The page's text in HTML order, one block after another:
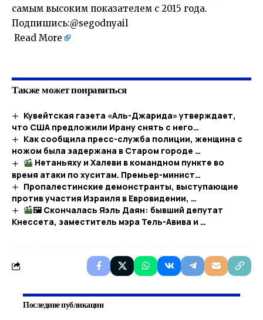
самым высоким показателем с 2015 года.
Подпишись:@segodnyail
Read More
Также может понравиться
Кувейтская газета «Аль-Джарида» утверждает,
что США предложили Ирану снять с него…
Как сообщила пресс-служба полиции, женщина с
ножом была задержана в Старом городе …
Нетаньяху и Халеви в командном пункте во
время атаки по хуситам. Премьер-минист…
Пропалестинские демонстранты, выступающие
против участия Израиля в Евровидении, …
🖼 Скончалась Яэль Даян: бывший депутат
Кнессета, заместитель мэра Тель-Авива и …
Последние публикации